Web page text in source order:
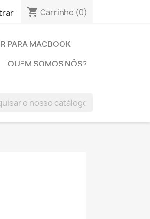
shopping_cart Carrinho (0)
PARA MACBOOK
QUEM SOMOS NÓS?